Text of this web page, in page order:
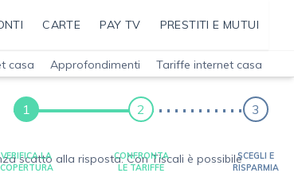
CARTE PAY TV PRESTITI E MUTUI
casa Approfondimenti Tariffe internet casa
1
VERIFICA LA
COPERTURA
2
CONFRONTA
LE TARIFFE
3
SCEGLI E
RISPARMIA
scatto alla risposta. Con Tiscali è possibile